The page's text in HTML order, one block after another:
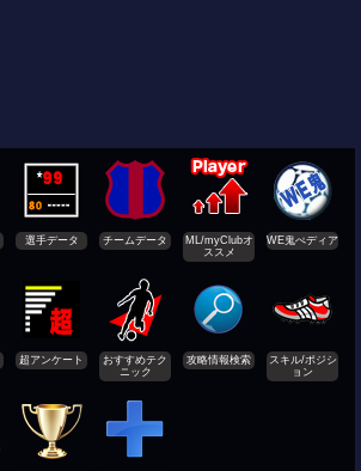
選手データ チームデータ
ML/myClubオ
ススメ
WE鬼ぺディア
超アンケート
おすすめテク
ニック
攻略情報検索
スキル/ポジシ
ョン